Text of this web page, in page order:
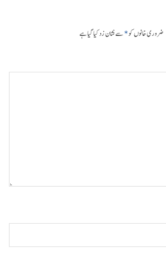
ضروری خانوں کو*سے نشان زد کیا گیا ہے